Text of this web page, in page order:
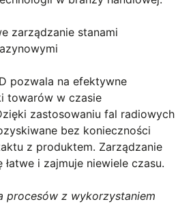
zarządzanie stanami
pozwala na efektywne
towarów w czasie
zastosowaniu fal radiowych
bez konieczności
z produktem. Zarządzanie
łatwe i zajmuje niewiele czasu.
procesów z wykorzystaniem